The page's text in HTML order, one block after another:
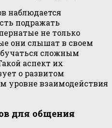
наблюдается
подражать
не только
они слышат в своем
сложным
аспект их
о развитом
уровне взаимодействия
для общения